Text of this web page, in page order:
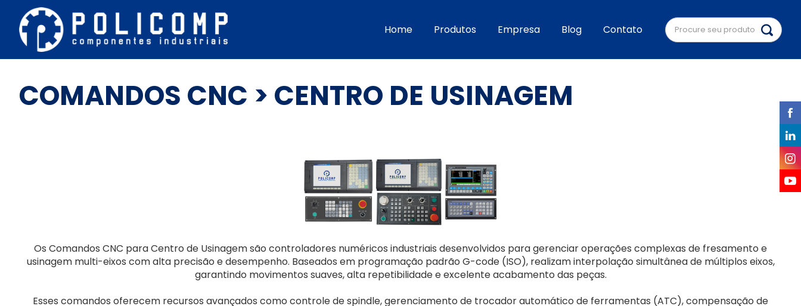
Home Produtos Empresa Blog Contato
COMANDOS CNC > CENTRO DE USINAGEM
Os Comandos CNC para Centro de Usinagem são controladores numéricos industriais desenvolvidos para gerenciar operações complexas de fresamento e
usinagem multi-eixos com alta precisão e desempenho. Baseados em programação padrão G-code (ISO), realizam interpolação simultânea de múltiplos eixos,
garantindo movimentos suaves, alta repetibilidade e excelente acabamento das peças.
Esses comandos oferecem recursos avançados como controle de spindle, gerenciamento de trocador automático de ferramentas (ATC), compensação de